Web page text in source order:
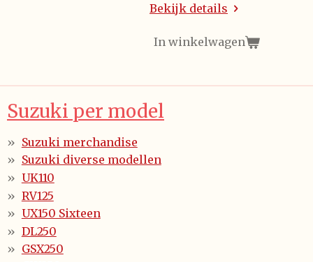
Bekijk details
In winkelwagen
Suzuki per model
Suzuki merchandise
Suzuki diverse modellen
UK110
RV125
UX150 Sixteen
DL250
GSX250